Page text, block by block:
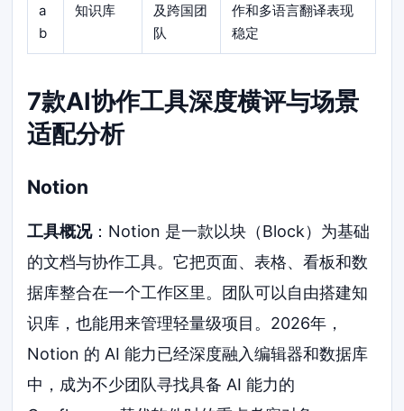
a
b
知识库
及跨国团
队
作和多语言翻译表现
稳定
7款AI协作工具深度横评与场景
适配分析
Notion
工具概况：Notion 是一款以块（Block）为基础
的文档与协作工具。它把页面、表格、看板和数
据库整合在一个工作区里。团队可以自由搭建知
识库，也能用来管理轻量级项目。2026年，
Notion 的 AI 能力已经深度融入编辑器和数据库
中，成为不少团队寻找具备 AI 能力的